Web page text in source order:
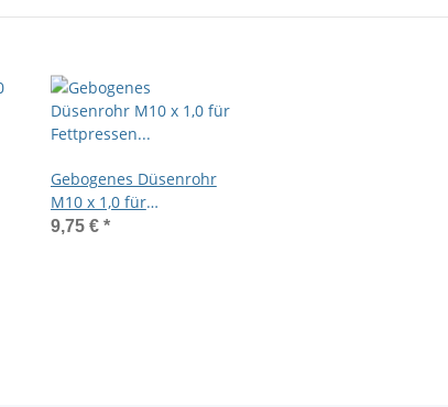
Gebogenes Düsenrohr
M10 x 1,0 für
Fettpressen mit
9,75 € *